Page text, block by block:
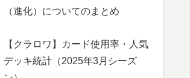
（進化）についてのまとめ
【クラロワ】カード使用率・人気
デッキ統計（2025年3月シーズ